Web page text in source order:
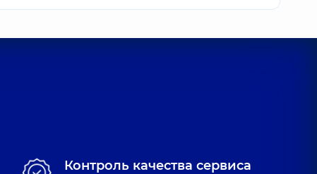
Контроль качества сервиса